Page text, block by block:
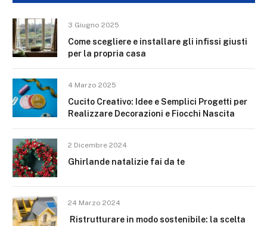
3 Giugno 2025
Come scegliere e installare gli infissi giusti
per la propria casa
4 Marzo 2025
Cucito Creativo: Idee e Semplici Progetti per
Realizzare Decorazioni e Fiocchi Nascita
2 Dicembre 2024
Ghirlande natalizie fai da te
24 Marzo 2024
Ristrutturare in modo sostenibile: la scelta